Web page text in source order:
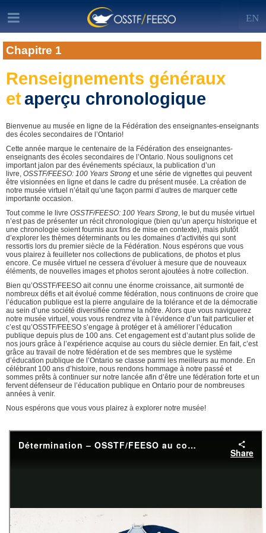
EN
Chapitre 1
Renseignements généraux
etaperçu chronologique
Bienvenue au musée en ligne de la Fédération des enseignantes-enseignants
des écoles secondaires de l’Ontario!
Cette année marque le centenaire de la Fédération des enseignantes-
enseignants des écoles secondaires de l’Ontario. Nous soulignons cet
important jalon par des événements spéciaux, la publication d’un
livre, OSSTF/FEESO: 100 Years Strong et une série de vignettes qui peuvent
être visionnées en ligne et dans le cadre du présent musée. La création de
notre musée virtuel n’était qu’une façon parmi d’autres de marquer cette
importante occasion.
Tout comme le livre OSSTF/FEESO: 100 Years Strong, le but du musée virtuel
n’est pas de présenter un récit chronologique (bien qu’un aperçu historique et
une chronologie soient fournis aux fins de mise en contexte), mais plutôt
d’explorer les thèmes déterminants ou les domaines d’activités qui sont
ressortis lors du premier siècle de la Fédération. Nous espérons que vous
vous plairez à feuilleter nos collections de publications, de photos et plus
encore. Ce musée virtuel ne cessera d’évoluer à mesure que de nouveaux
éléments, de nouvelles images et photos seront ajoutées à notre collection.
Bien qu’OSSTF/FEESO ait connu une énorme croissance, ait surmonté de
nombreux défis et ait évolué comme fédération, nous continuons de croire que
l’éducation publique est la pierre angulaire de la tolérance et de la démocratie
au sein d’une société diversifiée comme la nôtre. Alors que vous naviguerez
notre musée virtuel, vous vous rendrez vite à l’évidence d’un fait particulier et
c’est qu’OSSTF/FEESO s’engage à protéger et à améliorer l’éducation
publique depuis plus de 100 ans. Cet engagement est d’autant plus solide de
nos jours grâce à l’expérience acquise au cours du siècle dernier. En fait, c’est
grâce au travail de notre fédération et de ses membres que le système
d’éducation publique de l’Ontario se classe parmi les meilleurs au monde. En
célébrant 100 ans d’histoire, nous rendons hommage à notre passé et
sommes prêts à continuer sur notre lancée afin d’être une fédération forte et un
fervent défenseur de l’éducation publique en Ontario pour de nombreuses
années à venir.
Nous espérons que vous vous plairez à explorer notre musée!